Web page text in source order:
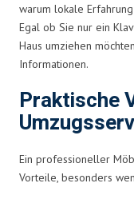
warum lokale
Egal ob Sie nur ein
Haus umziehen
Informationen.
Praktische
Ein professioneller
Vorteile, besonders